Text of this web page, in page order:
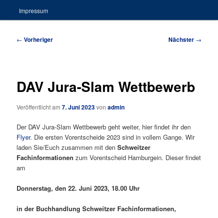
Impressum
Beitragsnavigation
← Vorheriger Nächster →
DAV Jura-Slam Wettbewerb
Veröffentlicht am7. Juni 2023vonadmin
Der DAV Jura-Slam Wettbewerb geht weiter, hier findet ihr den
Flyer. Die ersten Vorentscheide 2023 sind in vollem Gange. Wir
laden Sie/Euch zusammen mit denSchweitzer
Fachinformationen zum Vorentscheid Hamburgein. Dieser findet
am
Donnerstag, den22. Juni 2023, 18.00 Uhr
in der Buchhandlung Schweitzer Fachinformationen,